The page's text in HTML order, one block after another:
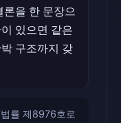
론을 한 문장으
있으면 같은
구조까지 갖
률 제8976호로